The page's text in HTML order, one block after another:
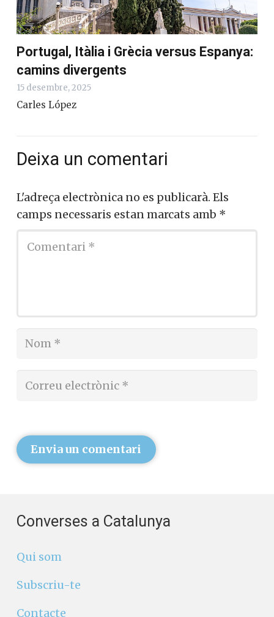
Portugal, Itàlia i Grècia versus Espanya:
camins divergents
15 desembre, 2025
Carles López
Deixa un comentari
L'adreça electrònica no es publicarà. Els
camps necessaris estan marcats amb *
Envia un comentari
Converses a Catalunya
Qui som
Subscriu-te
Contacte